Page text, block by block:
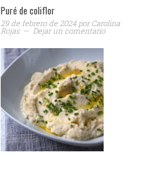
Puré de coliflor
29 de febrero de 2024porCarolina
Rojas Dejar un comentario